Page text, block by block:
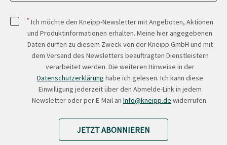
* Ich möchte den Kneipp-Newsletter mit Angeboten, Aktionen
und Produktinformationen erhalten. Meine hier angegebenen
Daten dürfen zu diesem Zweck von der Kneipp GmbH und mit
dem Versand des Newsletters beauftragten Dienstleistern
verarbeitet werden. Die weiteren Hinweise in der
Datenschutzerklärung habe ich gelesen. Ich kann diese
Einwilligung jederzeit über den Abmelde-Link in jedem
Newsletter oder per E-Mail an Info@kneipp.de widerrufen.
JETZT ABONNIEREN